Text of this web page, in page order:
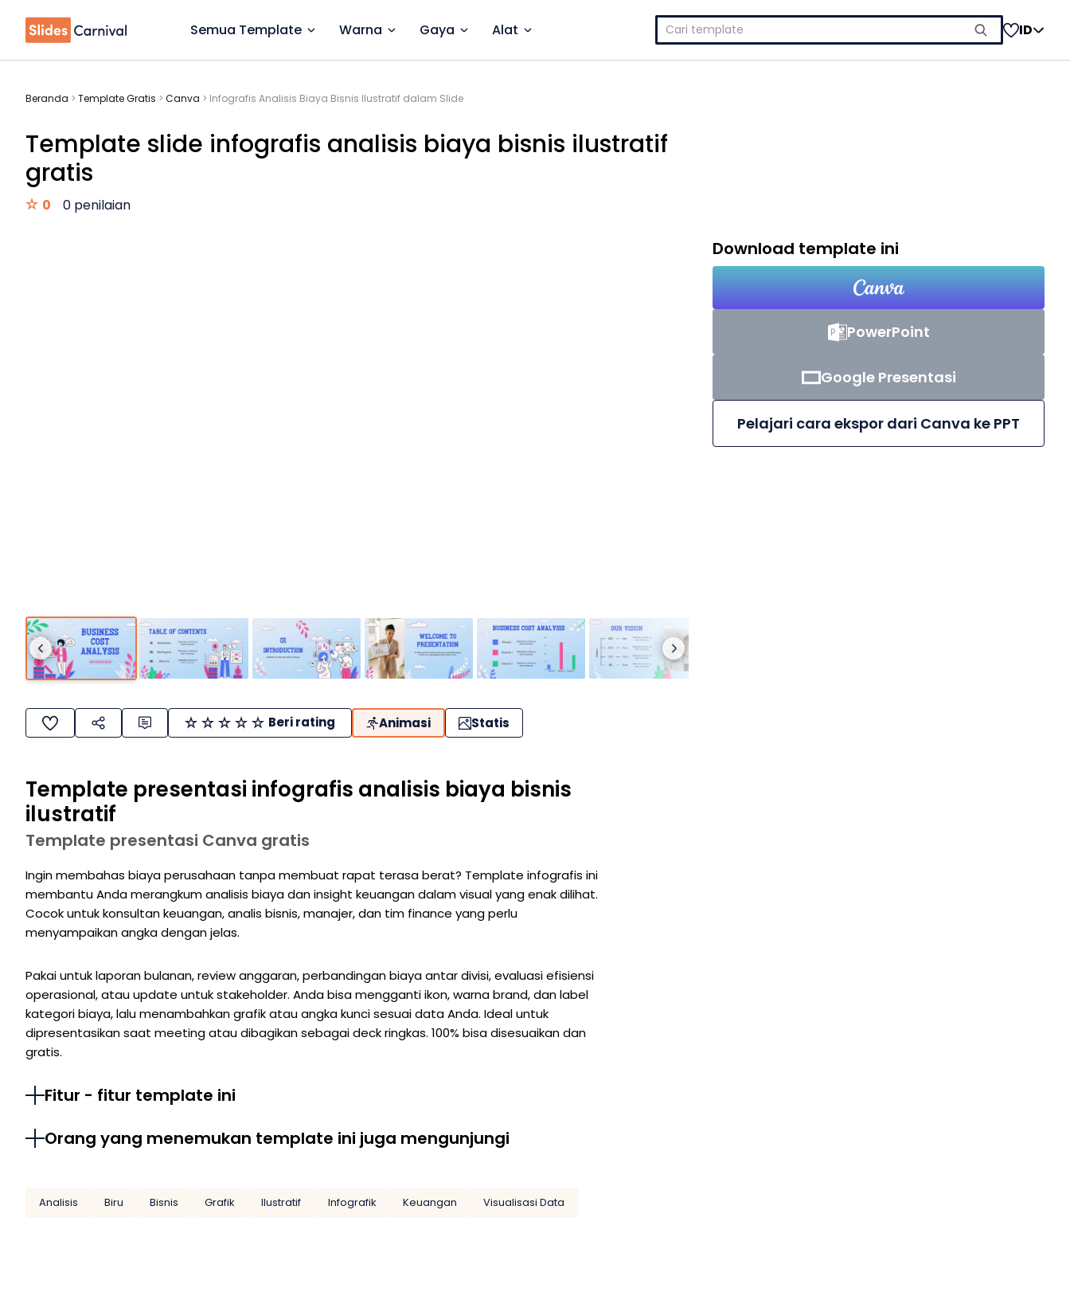
Semua Template Warna Gaya Alat
Cari
untuk:
ID
Beranda > Template Gratis > Canva > Infografis Analisis Biaya Bisnis Ilustratif dalam Slide
Template slide infografis analisis biaya bisnis ilustratif
gratis
0 0 penilaian
Beri rating Animasi Statis
Template presentasi infografis analisis biaya bisnis
ilustratif
Template presentasi Canva gratis
Ingin membahas biaya perusahaan tanpa membuat rapat terasa berat? Template infografis ini
membantu Anda merangkum analisis biaya dan insight keuangan dalam visual yang enak dilihat.
Cocok untuk konsultan keuangan, analis bisnis, manajer, dan tim finance yang perlu
menyampaikan angka dengan jelas.
Pakai untuk laporan bulanan, review anggaran, perbandingan biaya antar divisi, evaluasi efisiensi
operasional, atau update untuk stakeholder. Anda bisa mengganti ikon, warna brand, dan label
kategori biaya, lalu menambahkan grafik atau angka kunci sesuai data Anda. Ideal untuk
dipresentasikan saat meeting atau dibagikan sebagai deck ringkas. 100% bisa disesuaikan dan
gratis.
Fitur - fitur template ini
Orang yang menemukan template ini juga mengunjungi
Analisis Biru Bisnis Grafik Ilustratif Infografik Keuangan Visualisasi Data
Download template ini
PowerPoint
Google Presentasi
Pelajari cara ekspor dari Canva ke PPT